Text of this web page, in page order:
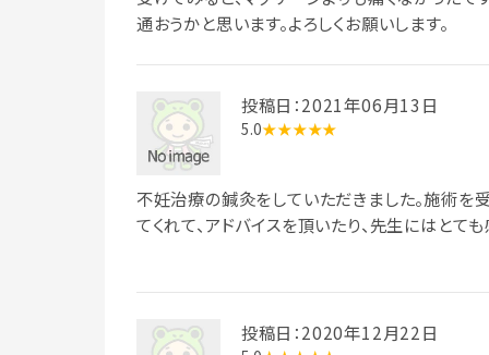
通おうかと思います。よろしくお願いします。
投稿日：2021年06月13日
5.0★★★★★
不妊治療の鍼灸をしていただきました。施術を
てくれて、アドバイスを頂いたり、先生にはとて
投稿日：2020年12月22日